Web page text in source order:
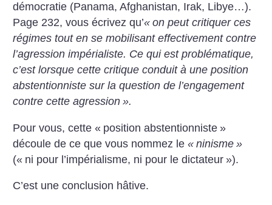
démocratie (Panama, Afghanistan, Irak, Libye…).
Page 232, vous écrivez qu’« on peut critiquer ces
régimes tout en se mobilisant effectivement contre
l’agression impérialiste. Ce qui est problématique,
c’est lorsque cette critique conduit à une position
abstentionniste sur la question de l’engagement
contre cette agression ».
Pour vous, cette « position abstentionniste »
découle de ce que vous nommez le« ninisme »
(« ni pour l’impérialisme, ni pour le dictateur »).
C’est une conclusion hâtive.